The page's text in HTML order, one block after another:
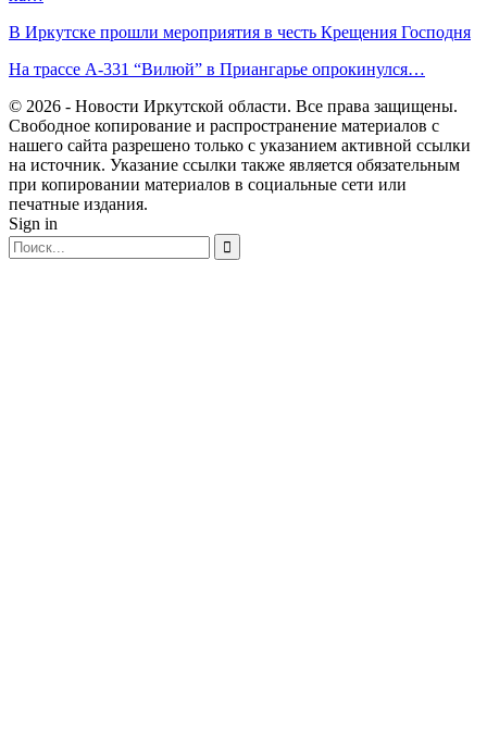
В Иркутске прошли мероприятия в честь Крещения Господня
На трассе А-331 “Вилюй” в Приангарье опрокинулся…
© 2026 - Новости Иркутской области. Все права защищены.
Свободное копирование и распространение материалов с
нашего сайта разрешено только с указанием активной ссылки
на источник. Указание ссылки также является обязательным
при копировании материалов в социальные сети или
печатные издания.
Sign in